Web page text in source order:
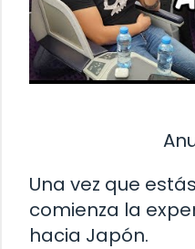
Una vez que
comienza la
hacia Japón.